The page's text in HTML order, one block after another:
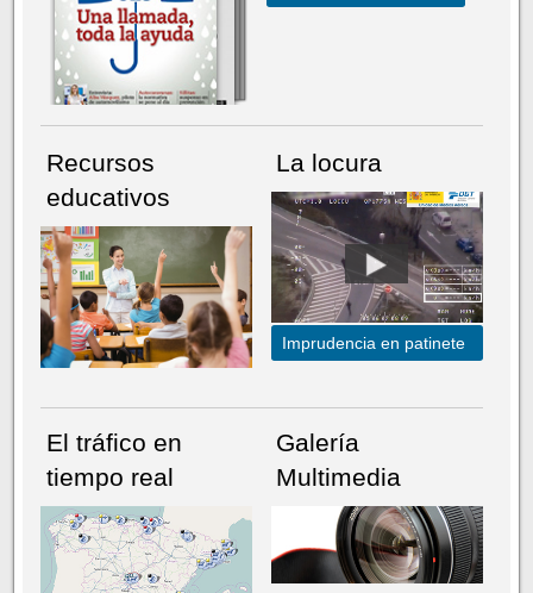
Recursos
educativos
La locura
Imprudencia en patinete
El tráfico en
tiempo real
Galería
Multimedia